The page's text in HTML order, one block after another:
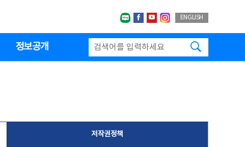
네이버블로그
페이스북
유투브인스타그랩
ENGLISH
정보공개
저작권정책